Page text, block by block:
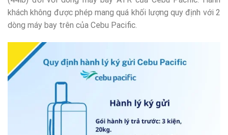
khách không được phép mang quá khối lượng quy định với 2
dòng máy bay trên của Cebu Pacific.